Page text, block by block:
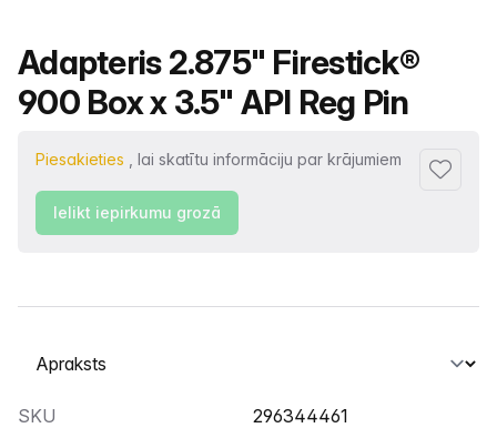
Produkta nosaukums
Adapteris 2.875" Firestick®
900 Box x 3.5" API Reg Pin
Piesakieties , lai skatītu informāciju par krājumiem
Ielikt iepirkumu grozā
Atlasiet cilni
SKU
296344461